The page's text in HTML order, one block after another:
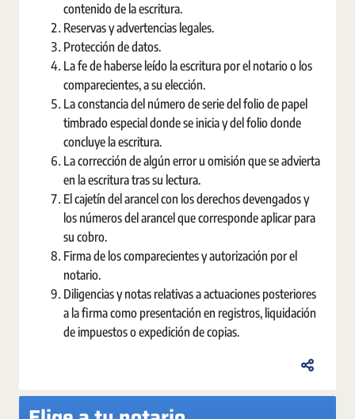
contenido de la escritura.
Reservas y advertencias legales.
Protección de datos.
La fe de haberse leído la escritura por el notario o los
comparecientes, a su elección.
La constancia del número de serie del folio de papel
timbrado especial donde se inicia y del folio donde
concluye la escritura.
La corrección de algún error u omisión que se advierta
en la escritura tras su lectura.
El cajetín del arancel con los derechos devengados y
los números del arancel que corresponde aplicar para
su cobro.
Firma de los comparecientes y autorización por el
notario.
Diligencias y notas relativas a actuaciones posteriores
a la firma como presentación en registros, liquidación
de impuestos o expedición de copias.